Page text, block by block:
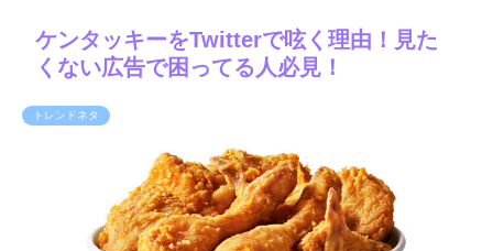
ケンタッキーをTwitterで呟く理由！見た
くない広告で困ってる人必見！
トレンドネタ